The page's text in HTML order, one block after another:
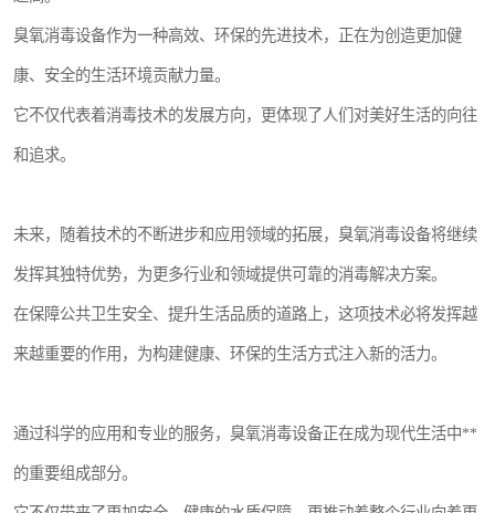
臭氧消毒设备作为一种高效、环保的先进技术，正在为创造更加健
康、安全的生活环境贡献力量。
它不仅代表着消毒技术的发展方向，更体现了人们对美好生活的向往
和追求。
未来，随着技术的不断进步和应用领域的拓展，臭氧消毒设备将继续
发挥其独特优势，为更多行业和领域提供可靠的消毒解决方案。
在保障公共卫生安全、提升生活品质的道路上，这项技术必将发挥越
来越重要的作用，为构建健康、环保的生活方式注入新的活力。
通过科学的应用和专业的服务，臭氧消毒设备正在成为现代生活中**
的重要组成部分。